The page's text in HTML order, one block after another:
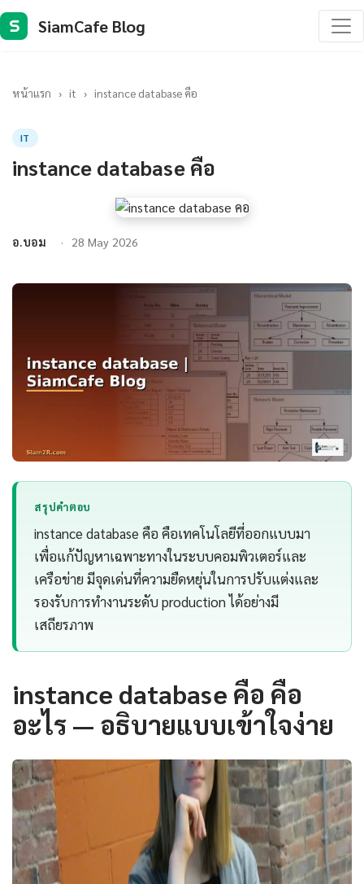
S SiamCafe Blog
หน้าแรก › it › instance database คือ
IT
instance database คือ
อ.บอม 28 May 2026
สรุปคำตอบ
instance database คือ คือเทคโนโลยีที่ออกแบบมา
เพื่อแก้ปัญหาเฉพาะทางในระบบคอมพิวเตอร์และ
เครือข่าย มีจุดเด่นที่ความยืดหยุ่นในการปรับแต่งและ
รองรับการทำงานระดับ production ได้อย่างมี
เสถียรภาพ
instance database คือ คือ
อะไร — อธิบายแบบเข้าใจง่าย